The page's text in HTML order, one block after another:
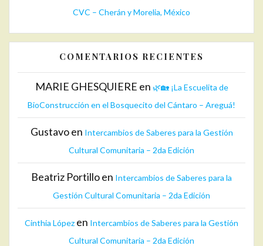
CVC – Cherán y Morelia, México
COMENTARIOS RECIENTES
MARIE GHESQUIERE en 🌿🏡 ¡La Escuelita de
BioConstrucción en el Bosquecito del Cántaro – Areguá!
Gustavoen Intercambios de Saberes para la Gestión
Cultural Comunitaria – 2da Edición
Beatriz Portilloen Intercambios de Saberes para la
Gestión Cultural Comunitaria – 2da Edición
Cinthia López en Intercambios de Saberes para la Gestión
Cultural Comunitaria – 2da Edición